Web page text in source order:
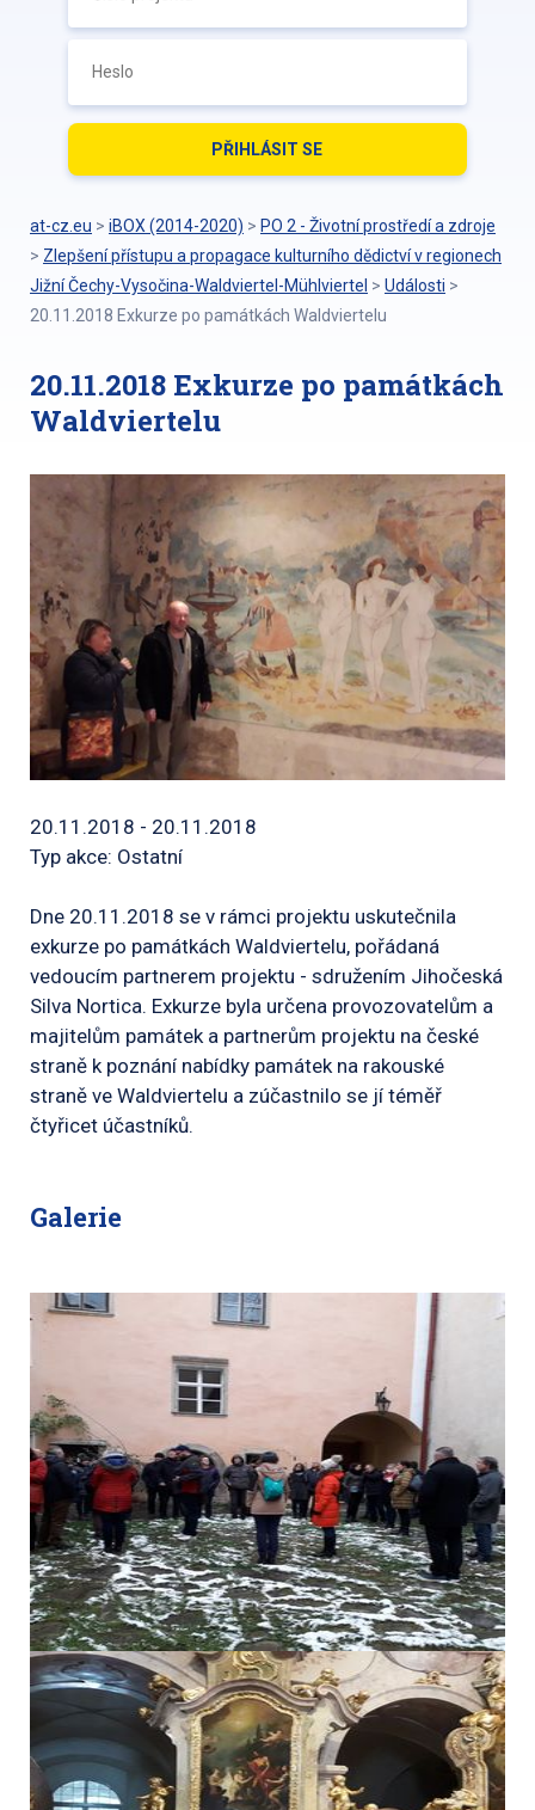
at-cz.eu > iBOX (2014-2020) > PO 2 - Životní prostředí a zdroje
> Zlepšení přístupu a propagace kulturního dědictví v regionech
Jižní Čechy-Vysočina-Waldviertel-Mühlviertel > Události >
20.11.2018 Exkurze po památkách Waldviertelu
20.11.2018 Exkurze po památkách
Waldviertelu
20.11.2018 - 20.11.2018
Typ akce: Ostatní
Dne 20.11.2018 se v rámci projektu uskutečnila
exkurze po památkách Waldviertelu, pořádaná
vedoucím partnerem projektu - sdružením Jihočeská
Silva Nortica. Exkurze byla určena provozovatelům a
majitelům památek a partnerům projektu na české
straně k poznání nabídky památek na rakouské
straně ve Waldviertelu a zúčastnilo se jí téměř
čtyřicet účastníků.
Galerie